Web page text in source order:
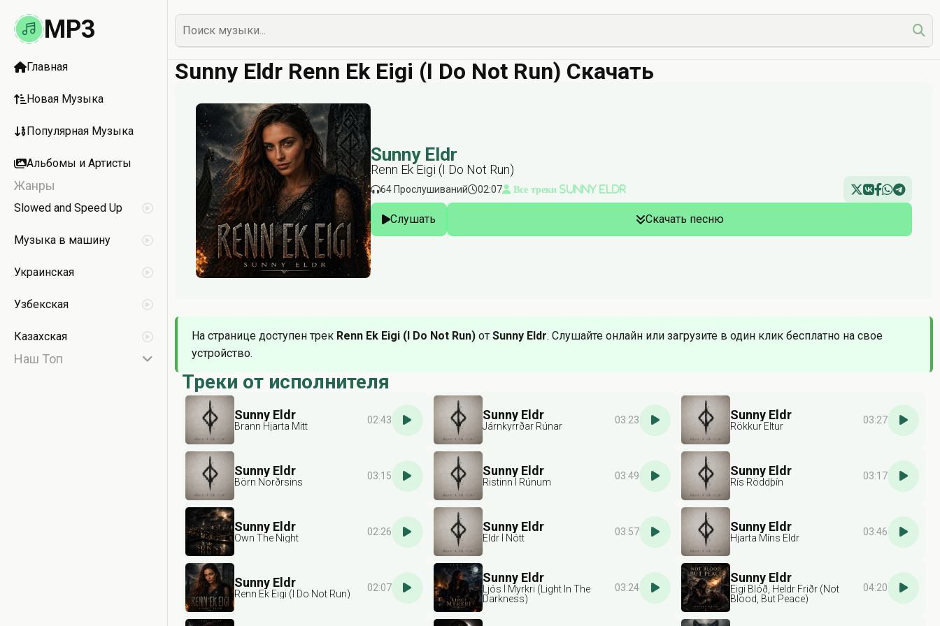
MP3
Главная
Новая Музыка
Популярная Музыка
Альбомы и Артисты
Жанры
Slowed and Speed Up
Музыка в машину
Украинская
Узбекская
Казахская
Наш Топ
Sunny Eldr Renn Ek Eigi (I Do Not Run) Скачать
Sunny Eldr
Renn Ek Eigi (I Do Not Run)
64 Прослушиваний 02:07 Все треки Sunny Eldr
Слушать Скачать песню
На странице доступен трек Renn Ek Eigi (I Do Not Run) от Sunny Eldr. Слушайте онлайн или загрузите в один клик бесплатно на свое
устройство.
Треки от исполнителя
Sunny Eldr
Brann Hjarta Mitt
02:43 Sunny Eldr
Járnkyrrðar Rúnar
03:23 Sunny Eldr
Rökkur Eltur
03:27
Sunny Eldr
Börn Norðrsins
03:15 Sunny Eldr
Ristinn Í Rúnum
03:49 Sunny Eldr
Rís Röddþín
03:17
Sunny Eldr
Own The Night
02:26 Sunny Eldr
Eldr Í Nótt
03:57 Sunny Eldr
Hjarta Míns Eldr
03:46
Sunny Eldr
Renn Ek Eigi (I Do Not Run)
02:07
Sunny Eldr
Ljós Í Myrkri (Light In The
Darkness)
03:24
Sunny Eldr
Eigi Blóð, Heldr Friðr (Not
Blood, But Peace)
04:20